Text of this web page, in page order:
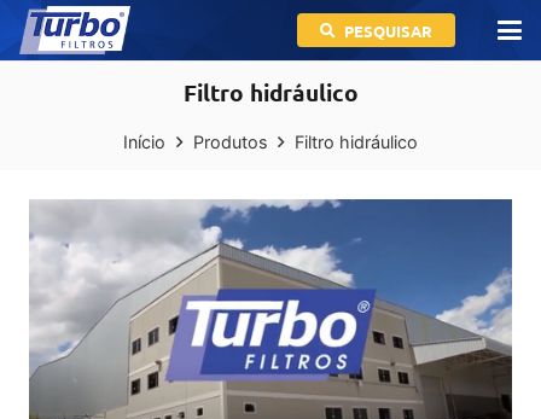
PESQUISAR
Filtro hidráulico
Início Produtos Filtro hidráulico